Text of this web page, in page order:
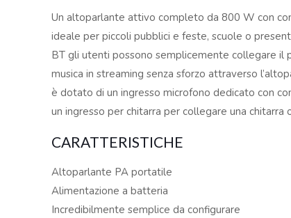
Un altoparlante attivo completo da 800 W con
ideale per piccoli pubblici e feste, scuole o
BT gli utenti possono semplicemente collegare il
musica in streaming senza sforzo attraverso
è dotato di un ingresso microfono dedicato con
un ingresso per chitarra per collegare una chitarra
CARATTERISTICHE
Altoparlante PA portatile
Alimentazione a batteria
Incredibilmente semplice da configurare